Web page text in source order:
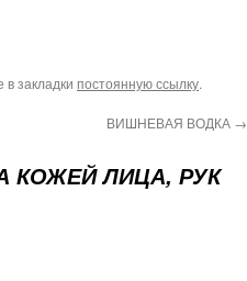
в закладки постоянную ссылку.
ВИШНЕВАЯ ВОДКА →
КОЖЕЙ ЛИЦА, РУК